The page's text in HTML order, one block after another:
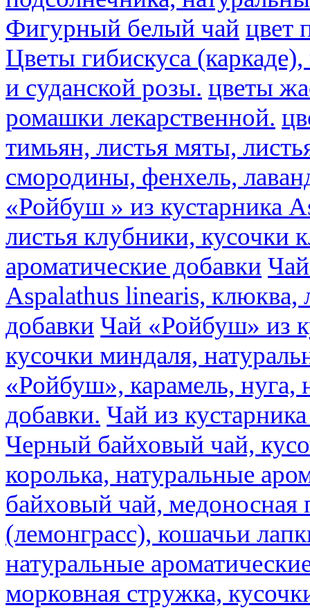
Фигурный белый чай цвет
Цветы гибискуса
и суданской розы. цветы
ромашки лекарственной.
тимьян, листья мяты,
смородины, фенхель,
«Ройбуш » из кустарника
листья клубники, кусочки
ароматические добавки
Aspalathus linearis, клюква,
добавки Чай «Ройбуш» из
кусочки миндаля,
«Ройбуш», карамель, нуга,
добавки. Чай из
Черный байховый чай,
королька, натуральные
байховый чай, медоносная
(лемонграсс), кошачьи
натуральные
морковная стружка,